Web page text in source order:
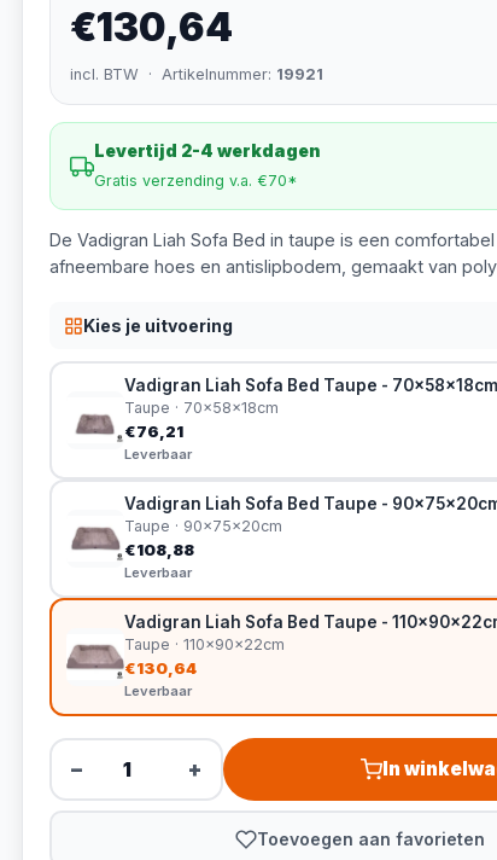
€130,64
incl. BTW · Artikelnummer: 19921
Levertijd 2-4 werkdagen
Gratis verzending v.a. €70*
De Vadigran Liah Sofa Bed in taupe is een
afneembare hoes en antislipbodem, gemaakt van
Kies je uitvoering
Vadigran Liah Sofa Bed Taupe - 70x58x18cm
Taupe · 70x58x18cm
€76,21
Leverbaar
Vadigran Liah Sofa Bed Taupe -
Taupe · 90x75x20cm
€108,88
Leverbaar
Vadigran Liah Sofa Bed Taupe -
Taupe · 110x90x22cm
€130,64
Leverbaar
− + In
Toevoegen aan favorieten